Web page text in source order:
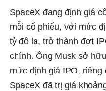
SpaceX đang định giá
mỗi cổ phiếu, với mức
tỷ đô la, trở thành đợt
chính. Ông Musk sở
mức định giá IPO, riêng
SpaceX đã trị giá